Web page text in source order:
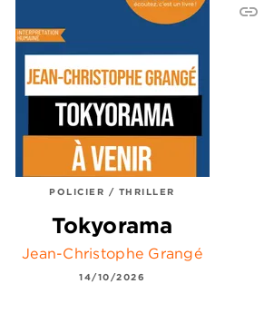
POLICIER / THRILLER
Tokyorama
Jean-Christophe Grangé
14/10/2026
link